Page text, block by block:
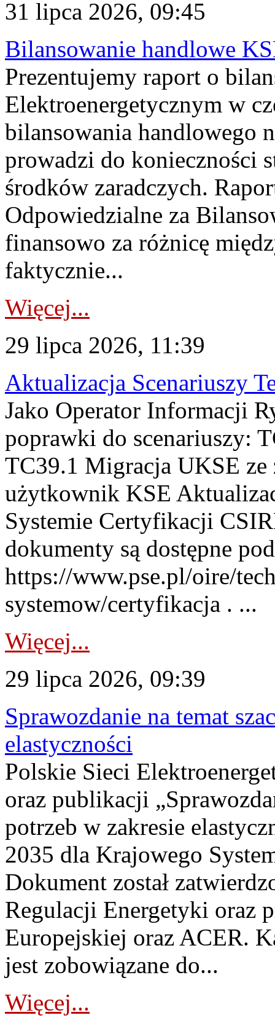
31 lipca 2026, 09:45
Bilansowanie handlowe
Prezentujemy raport o
Elektroenergetycznym w
bilansowania handlowego
prowadzi do konieczności
środków zaradczych.
Odpowiedzialne za
finansowo za różnicę
faktycznie...
Więcej...
29 lipca 2026, 11:39
Aktualizacja Scenariuszy
Jako Operator Informacji
poprawki do scenariuszy:
TC39.1 Migracja UKSE
użytkownik KSE
Systemie Certyfikacji
dokumenty są dostępne
https://www.pse.pl/oire/
systemow/certyfikacja . ...
Więcej...
29 lipca 2026, 09:39
Sprawozdanie na temat
elastyczności
Polskie Sieci
oraz publikacji
potrzeb w zakresie
2035 dla Krajowego
Dokument został
Regulacji Energetyki oraz
Europejskiej oraz ACER.
jest zobowiązane do...
Więcej...